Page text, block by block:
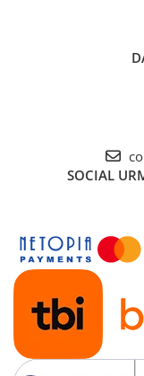
SOCIAL